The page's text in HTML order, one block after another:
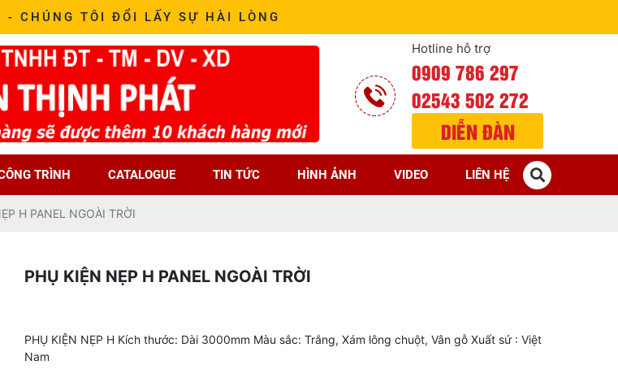
- CHÚNG TÔI ĐỔI LẤY SỰ HÀI LÒNG
Hotline hỗ trợ
0909 786 297
02543 502 272
DIỄN ĐÀN
TRÌNH CATALOGUE TIN TỨC HÌNH ẢNH VIDEO LIÊN HỆ
H PANEL NGOÀI TRỜI
PHỤ KIỆN NẸP H PANEL NGOÀI TRỜI
PHỤ KIỆN NẸP H Kích thước: Dài 3000mm Màu sắc: Trắng, Xám lông chuột, Vân gỗ Xuất sứ : Việt
Nam